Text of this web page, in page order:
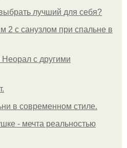
лучший для себя?
2 с санузлом при спальне в
с другими
в современном стиле.
- мечта реальностью